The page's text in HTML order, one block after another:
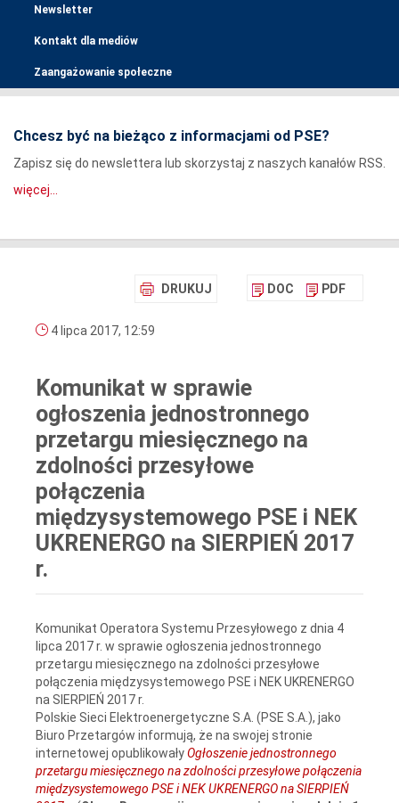
Newsletter
Kontakt dla mediów
Zaangażowanie społeczne
Chcesz być na bieżąco z informacjami od PSE?
Zapisz się do newslettera lub skorzystaj z naszych kanałów RSS.
więcej...
DRUKUJ DOC PDF
4 lipca 2017, 12:59
Komunikat w sprawie
ogłoszenia jednostronnego
przetargu miesięcznego na
zdolności przesyłowe
połączenia
międzysystemowego PSE i NEK
UKRENERGO na SIERPIEŃ 2017
r.
Komunikat Operatora Systemu Przesyłowego z dnia 4
lipca 2017 r. w sprawie ogłoszenia jednostronnego
przetargu miesięcznego na zdolności przesyłowe
połączenia międzysystemowego PSE i NEK UKRENERGO
na SIERPIEŃ 2017 r.
Polskie Sieci Elektroenergetyczne S.A. (PSE S.A.), jako
Biuro Przetargów informują, że na swojej stronie
internetowej opublikowałyOgłoszenie jednostronnego
przetargu miesięcznego na zdolności przesyłowe połączenia
międzysystemowego PSE i NEK UKRENERGO na SIERPIEŃ